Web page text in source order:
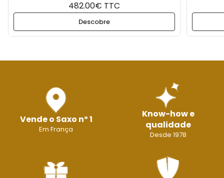
482.00€ TTC
Descobre
Vende o Saxo nº 1
Em França
Know-how e
qualidade
Desde 1978